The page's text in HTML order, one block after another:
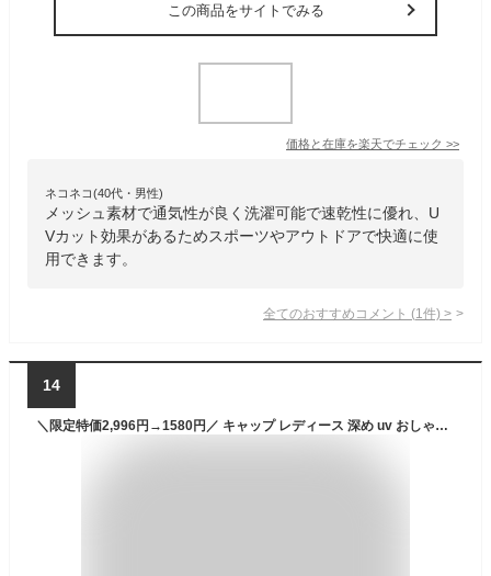
この商品をサイトでみる
価格と在庫を楽天でチェック >>
ネコネコ(40代・男性)
メッシュ素材で通気性が良く洗濯可能で速乾性に優れ、U
Vカット効果があるためスポーツやアウトドアで快適に使
用できます。
全てのおすすめコメント (1 件) >
14
＼限定特価2,996円→1580円／ キャップ レディース 深め uv おしゃれ メンズ 春 夏 秋 冬 帽子 涼しい uvカット シンプル メッシュ 大きめ ベースボールキャップ ランニング 小顔効果 遮光99% 日よけ帽子 紫外線 通気性 日よけ 梅雨 海 遮光 運動会 父の日 プレゼット